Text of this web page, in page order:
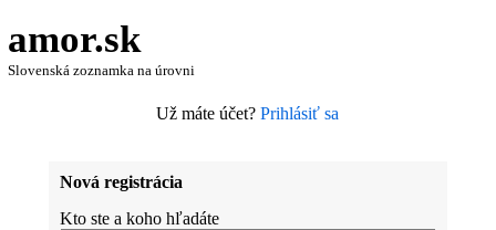
amor.sk
Slovenská zoznamka na úrovni
Už máte účet?Prihlásiť sa
Nová registrácia
Kto ste a koho hľadáte